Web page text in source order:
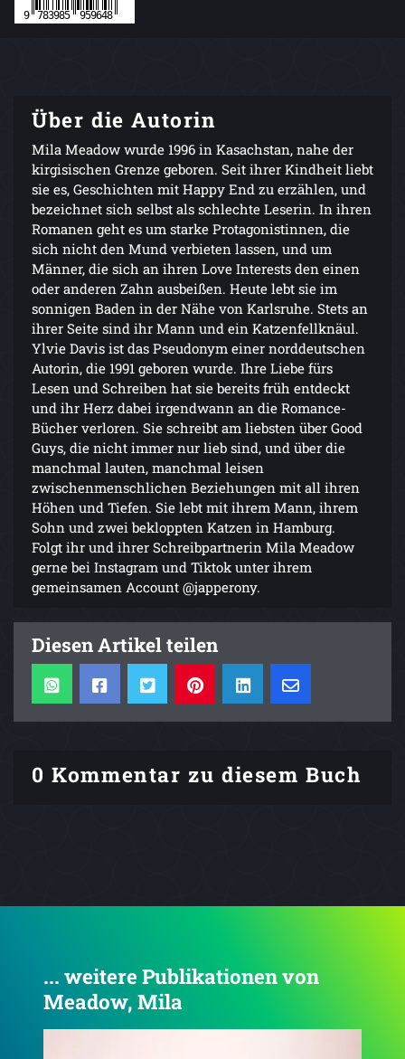
Über die Autorin
Mila Meadow wurde 1996 in Kasachstan, nahe der
kirgisischen Grenze geboren. Seit ihrer Kindheit liebt
sie es, Geschichten mit Happy End zu erzählen, und
bezeichnet sich selbst als schlechte Leserin. In ihren
Romanen geht es um starke Protagonistinnen, die
sich nicht den Mund verbieten lassen, und um
Männer, die sich an ihren Love Interests den einen
oder anderen Zahn ausbeißen. Heute lebt sie im
sonnigen Baden in der Nähe von Karlsruhe. Stets an
ihrer Seite sind ihr Mann und ein Katzenfellknäul.
Ylvie Davis ist das Pseudonym einer norddeutschen
Autorin, die 1991 geboren wurde. Ihre Liebe fürs
Lesen und Schreiben hat sie bereits früh entdeckt
und ihr Herz dabei irgendwann an die Romance-
Bücher verloren. Sie schreibt am liebsten über Good
Guys, die nicht immer nur lieb sind, und über die
manchmal lauten, manchmal leisen
zwischenmenschlichen Beziehungen mit all ihren
Höhen und Tiefen. Sie lebt mit ihrem Mann, ihrem
Sohn und zwei bekloppten Katzen in Hamburg.
Folgt ihr und ihrer Schreibpartnerin Mila Meadow
gerne bei Instagram und Tiktok unter ihrem
gemeinsamen Account @japperony.
Diesen Artikel teilen
0 Kommentar zu diesem Buch
... weitere Publikationen von
Meadow, Mila